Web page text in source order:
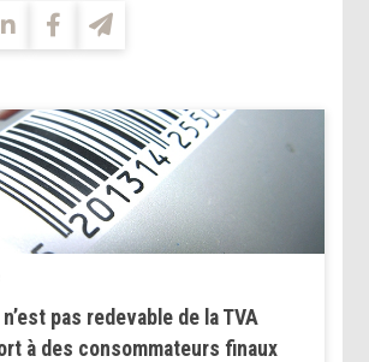
pas redevable de la TVA
à des consommateurs finaux